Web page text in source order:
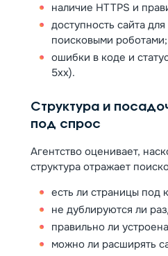
наличие HTTPS и
доступность сайта
поисковыми роботами;
ошибки в коде и
5xx).
Структура и
под спрос
Агентство оценивает,
структура отражает
есть ли страницы под
не дублируются ли
правильно ли
можно ли расширять